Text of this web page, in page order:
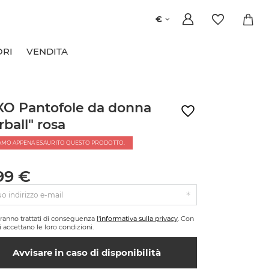
€
VENDITA
Pantofole da donna
rosa
APPENA ESAURITO QUESTO PRODOTTO.
€
indirizzo e-mail
trattati di conseguenza l'informativa sulla privacy. Con
accettano le loro condizioni.
Avvisare in caso di disponibilità